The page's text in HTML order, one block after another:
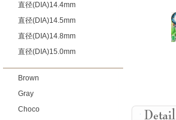
直径(DIA)14.4mm
直径(DIA)14.5mm
直径(DIA)14.8mm
直径(DIA)15.0mm
Brown
Gray
Choco